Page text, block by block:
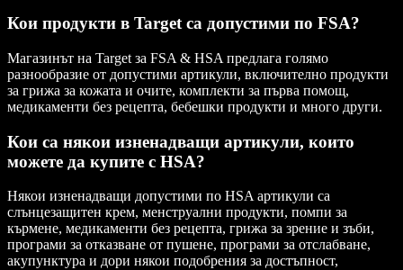
Кои продукти в Target са допустими по FSA?
Магазинът на Target за FSA & HSA предлага голямо
разнообразие от допустими артикули, включително продукти
за грижа за кожата и очите, комплекти за първа помощ,
медикаменти без рецепта, бебешки продукти и много други.
Кои са някои изненадващи артикули, които
можете да купите с HSA?
Някои изненадващи допустими по HSA артикули са
слънцезащитен крем, менструални продукти, помпи за
кърмене, медикаменти без рецепта, грижа за зрение и зъби,
програми за отказване от пушене, програми за отслабване,
акупунктура и дори някои подобрения за достъпност,